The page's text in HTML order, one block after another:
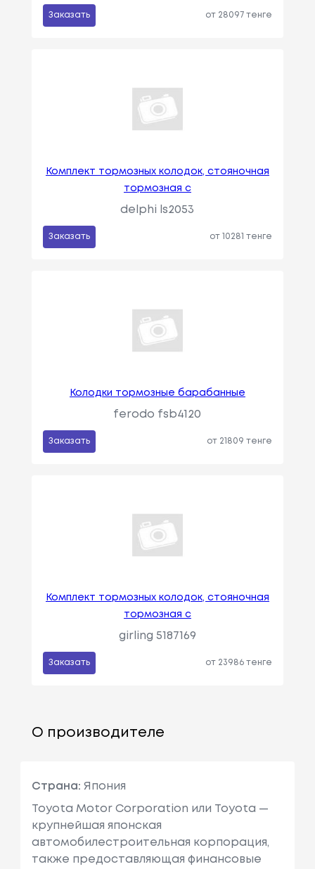
Заказать от 28097 тенге
Комплект тормозных колодок, стояночная
тормозная с
delphi ls2053
Заказать от 10281 тенге
Колодки тормозные барабанные
ferodo fsb4120
Заказать от 21809 тенге
Комплект тормозных колодок, стояночная
тормозная с
girling 5187169
Заказать от 23986 тенге
О производителе
Страна: Япония
Toyota Motor Corporation или Toyota —
крупнейшая японская
автомобилестроительная корпорация,
также предоставляющая финансовые